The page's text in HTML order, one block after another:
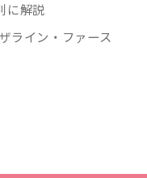
に解説
ライン・ファース